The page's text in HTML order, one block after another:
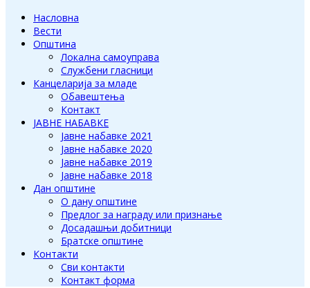
Насловна
Вести
Општина
Локална самоуправа
Службени гласници
Канцеларија за младе
Обавештења
Контакт
ЈАВНЕ НАБАВКЕ
Јавне набавке 2021
Јавне набавке 2020
Јавне набавке 2019
Јавне набавке 2018
Дан општине
О дану општине
Предлог за награду или признање
Досадашњи добитници
Братске општине
Контакти
Сви контакти
Контакт форма